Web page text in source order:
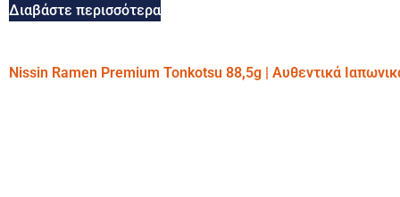
Διαβάστε περισσότερα
Nissin Ramen Premium Tonkotsu 88,5g | Αυθεντικά